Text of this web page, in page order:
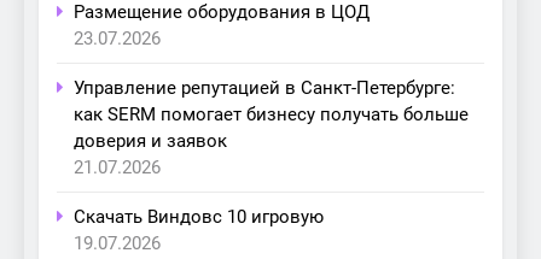
Размещение оборудования в ЦОД
23.07.2026
Управление репутацией в Санкт-Петербурге:
как SERM помогает бизнесу получать больше
доверия и заявок
21.07.2026
Скачать Виндовс 10 игровую
19.07.2026